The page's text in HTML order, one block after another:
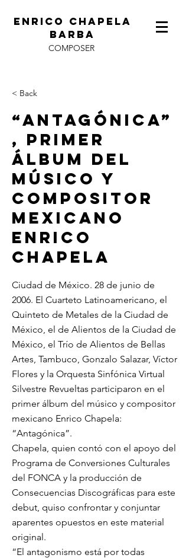
ENRICO CHAPELA
BARBA
COMPOSER
< Back
“Antagónica”
, Primer
Álbum Del
Músico Y
Compositor
Mexicano
Enrico
Chapela
Ciudad de México. 28 de junio de
2006. El Cuarteto Latinoamericano, el
Quinteto de Metales de la Ciudad de
México, el de Alientos de la Ciudad de
México, el Trío de Alientos de Bellas
Artes, Tambuco, Gonzalo Salazar, Víctor
Flores y la Orquesta Sinfónica Virtual
Silvestre Revueltas participaron en el
primer álbum del músico y compositor
mexicano Enrico Chapela:
“Antagónica”.
Chapela, quien contó con el apoyo del
Programa de Conversiones Culturales
del FONCA y la producción de
Consecuencias Discográficas para este
debut, quiso confrontar y conjuntar
aparentes opuestos en este material
original.
“El antagonismo está por todas